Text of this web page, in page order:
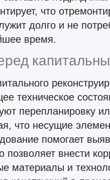
что
долго и не
время.
техническое
перепланировку
что несущие
помогает
позволяет внести
материалы и